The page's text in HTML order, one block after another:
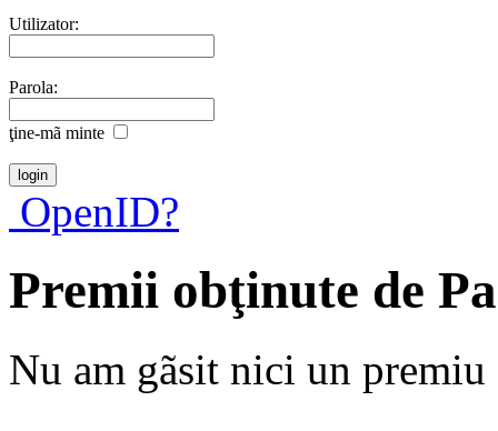
Utilizator:
Parola:
ţine-mã minte
OpenID?
Premii obţinute de
Nu am gãsit nici un premiu